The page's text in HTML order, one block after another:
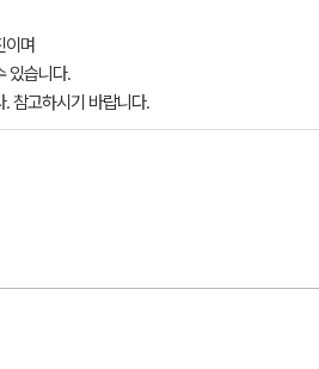
이며
있습니다.
참고하시기 바랍니다.